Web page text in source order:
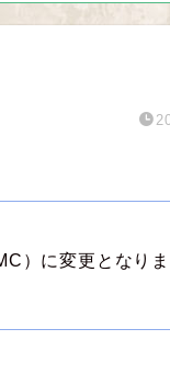
）に変更となり